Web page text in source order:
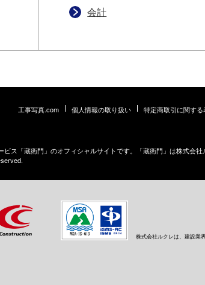
会計
工事写真.com 個人情報の取り扱い 特定商取引に関する
ビス「蔵衛門」のオフィシャルサイトです。「蔵衛門」は株式会
株式会社ルクレは、建設業